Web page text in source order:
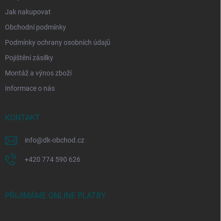
Jak nakupovat
Obchodní podmínky
Podmínky ochrany osobních údajů
Pojištění zásilky
Montáž a výnos zboží
Informace o nás
KONTAKT
info@dk-obchod.cz
+420 774 590 626
PŘIJÍMÁME ONLINE PLATBY